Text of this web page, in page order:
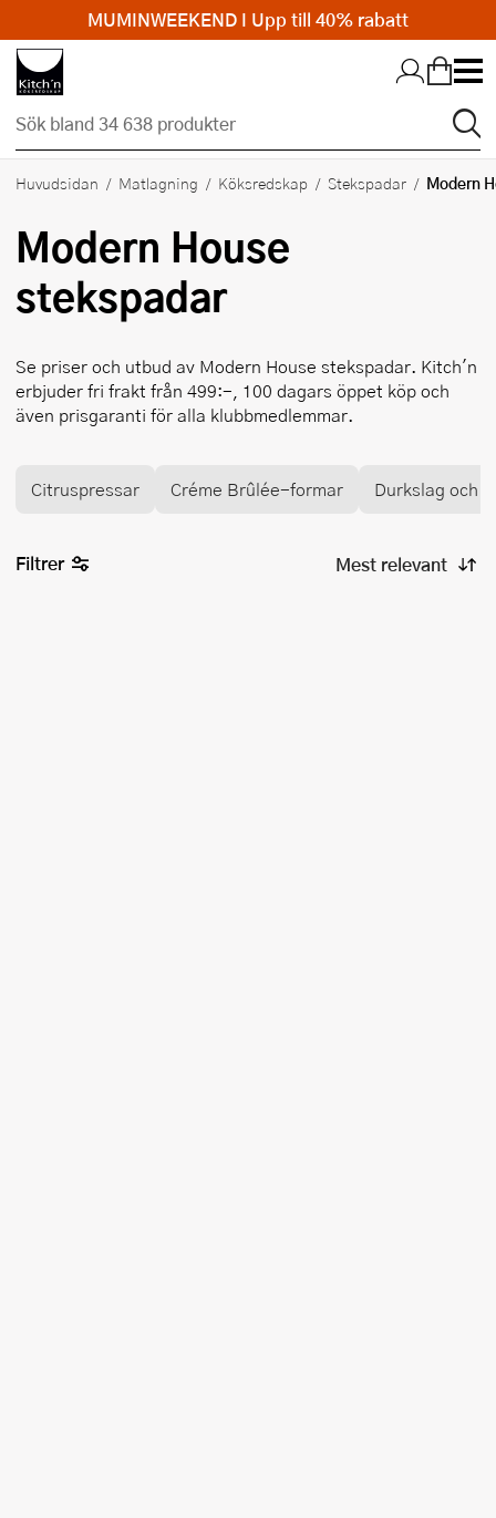
Hopp till huvudinnehållet
Huvudsidan Matlagning Köksredskap Stekspadar Modern
Modern House
stekspadar
Se priser och utbud av Modern House stekspadar. Kitch'n
erbjuder fri frakt från 499:-, 100 dagars öppet köp och
även prisgaranti för alla klubbmedlemmar.
Citruspressar Créme Brûlée-formar Durkslag och
Filtrer
MUMINWEEKEND I Upp till 40% rabatt